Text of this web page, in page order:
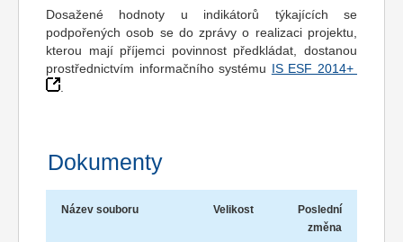
Dosažené hodnoty u indikátorů týkajících se
podpořených osob se do zprávy o realizaci projektu,
kterou mají příjemci povinnost předkládat, dostanou
prostřednictvím informačního systému IS ESF 2014+
Dokumenty
Název souboru Velikost
Poslední
změna